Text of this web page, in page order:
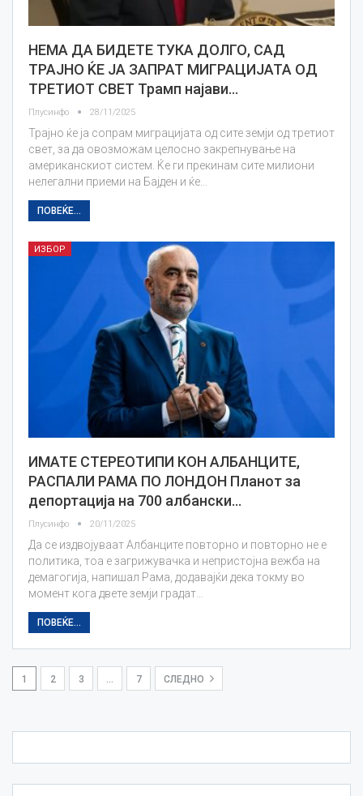
НЕМА ДА БИДЕТЕ ТУКА ДОЛГО, САД
ТРАЈНО ЌЕ ЈА ЗАПРАТ МИГРАЦИЈАТА ОД
ТРЕТИОТ СВЕТ Трамп најави…
Плусинфо 28/11/2025
Трајно ќе ја сопрам миграцијата од сите земји од третиот
свет, за да овозможам целосно закрепнување на
американскиот систем. Ќе ги прекинам сите милиони
нелегални приеми на Бајден и ќе…
ПОВЕЌЕ...
ИЗБОР
ИМАТЕ СТЕРЕОТИПИ КОН АЛБАНЦИТЕ,
РАСПАЛИ РАМА ПО ЛОНДОН Планот за
депортација на 700 албански…
Плусинфо 20/11/2025
Да се издвојуваат Албанците повторно и повторно не е
политика, тоа е загрижувачка и непристојна вежба на
демагогија, напишал Рама, додавајќи дека токму во
момент кога двете земји градат…
ПОВЕЌЕ...
1 2 3 7 СЛЕДНО